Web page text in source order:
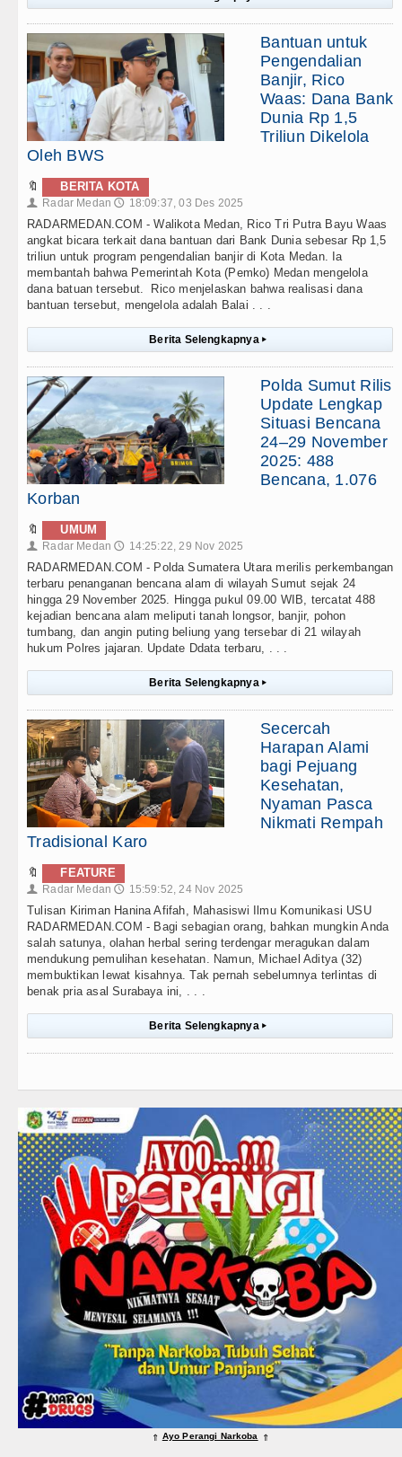
Bantuan untuk
Pengendalian
Banjir, Rico
Waas: Dana Bank
Dunia Rp 1,5
Triliun Dikelola
Oleh BWS
🔖 BERITA KOTA
👤 Radar Medan 🕔 18:09:37, 03 Des 2025
RADARMEDAN.COM - Walikota Medan, Rico Tri Putra Bayu Waas
angkat bicara terkait dana bantuan dari Bank Dunia sebesar Rp 1,5
triliun untuk program pengendalian banjir di Kota Medan. Ia
membantah bahwa Pemerintah Kota (Pemko) Medan mengelola
dana batuan tersebut. Rico menjelaskan bahwa realisasi dana
bantuan tersebut, mengelola adalah Balai . . .
Berita Selengkapnya ▸
Polda Sumut Rilis
Update Lengkap
Situasi Bencana
24–29 November
2025: 488
Bencana, 1.076
Korban
🔖 UMUM
👤 Radar Medan 🕔 14:25:22, 29 Nov 2025
RADARMEDAN.COM - Polda Sumatera Utara merilis perkembangan
terbaru penanganan bencana alam di wilayah Sumut sejak 24
hingga 29 November 2025. Hingga pukul 09.00 WIB, tercatat 488
kejadian bencana alam meliputi tanah longsor, banjir, pohon
tumbang, dan angin puting beliung yang tersebar di 21 wilayah
hukum Polres jajaran. Update Ddata terbaru, . . .
Berita Selengkapnya ▸
Secercah
Harapan Alami
bagi Pejuang
Kesehatan,
Nyaman Pasca
Nikmati Rempah
Tradisional Karo
🔖 FEATURE
👤 Radar Medan 🕔 15:59:52, 24 Nov 2025
Tulisan Kiriman Hanina Afifah, Mahasiswi Ilmu Komunikasi USU
RADARMEDAN.COM - Bagi sebagian orang, bahkan mungkin Anda
salah satunya, olahan herbal sering terdengar meragukan dalam
mendukung pemulihan kesehatan. Namun, Michael Aditya (32)
membuktikan lewat kisahnya. Tak pernah sebelumnya terlintas di
benak pria asal Surabaya ini, . . .
Berita Selengkapnya ▸
⇑ Ayo Perangi Narkoba ⇑